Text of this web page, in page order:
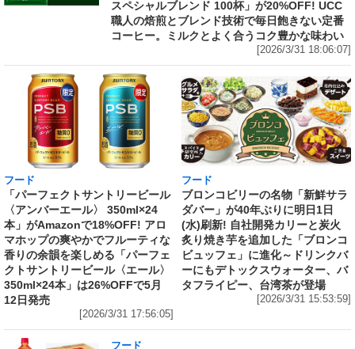
スペシャルブレンド 100杯」が20%OFF! UCC
職人の焙煎とブレンド技術で毎日飽きない定番
コーヒー。ミルクとよく合うコク豊かな味わい
[2026/3/31 18:06:07]
フード
「パーフェクトサントリービール
〈アンバーエール〉 350ml×24
本」がAmazonで18%OFF! アロ
マホップの爽やかでフルーティな
香りの余韻を楽しめる「パーフェ
クトサントリービール〈エール〉
350ml×24本」は26%OFFで5月
12日発売
[2026/3/31 17:56:05]
フード
ブロンコビリーの名物「新鮮サラ
ダバー」が40年ぶりに明日1日
(水)刷新! 自社開発カリーと炭火
炙り焼き芋を追加した「ブロンコ
ビュッフェ」に進化～ドリンクバ
ーにもデトックスウォーター、バ
タフライピー、台湾茶が登場
[2026/3/31 15:53:59]
フード